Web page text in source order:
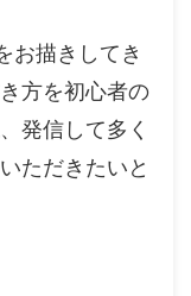
お描きしてき
方を初心者の
発信して多く
ただきたいと